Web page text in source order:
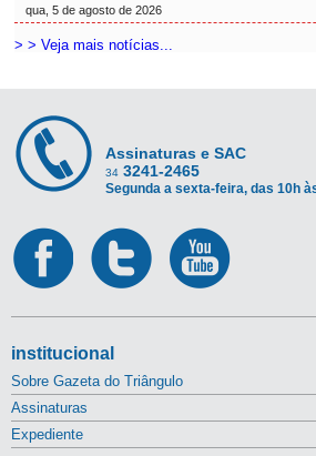
qua, 5 de agosto de 2026
> > Veja mais notícias...
Assinaturas e SAC
34 3241-2465
Segunda a sexta-feira, das 10h
institucional
Sobre Gazeta do Triângulo
Assinaturas
Expediente